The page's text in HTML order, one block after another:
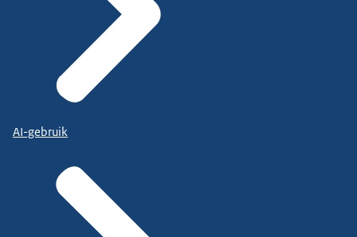
AI-gebruik